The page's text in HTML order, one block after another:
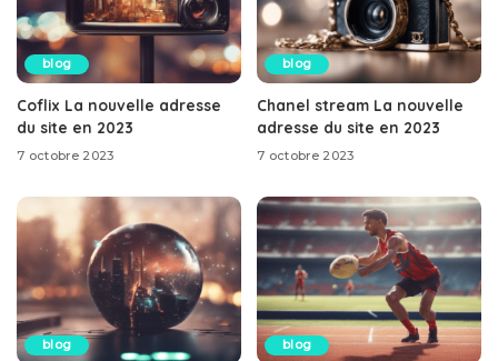
blog
Coflix La nouvelle adresse
du site en 2023
7 octobre 2023
blog
Chanel stream La nouvelle
adresse du site en 2023
7 octobre 2023
blog blog